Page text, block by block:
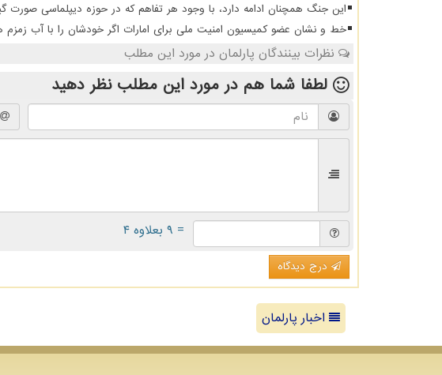
این جنگ همچنان ادامه دارد، با وجود هر تفاهم که در حوزه دیپلماسی صورت
خط و نشان عضو کمیسیون امنیت ملی برای امارات اگر خودشان را با آب زمزم
نظرات بینندگان پارلمان در مورد این مطلب
لطفا شما هم در مورد این مطلب نظر دهید
= ۹ بعلاوه ۴
درج دیدگاه
اخبار پارلمان